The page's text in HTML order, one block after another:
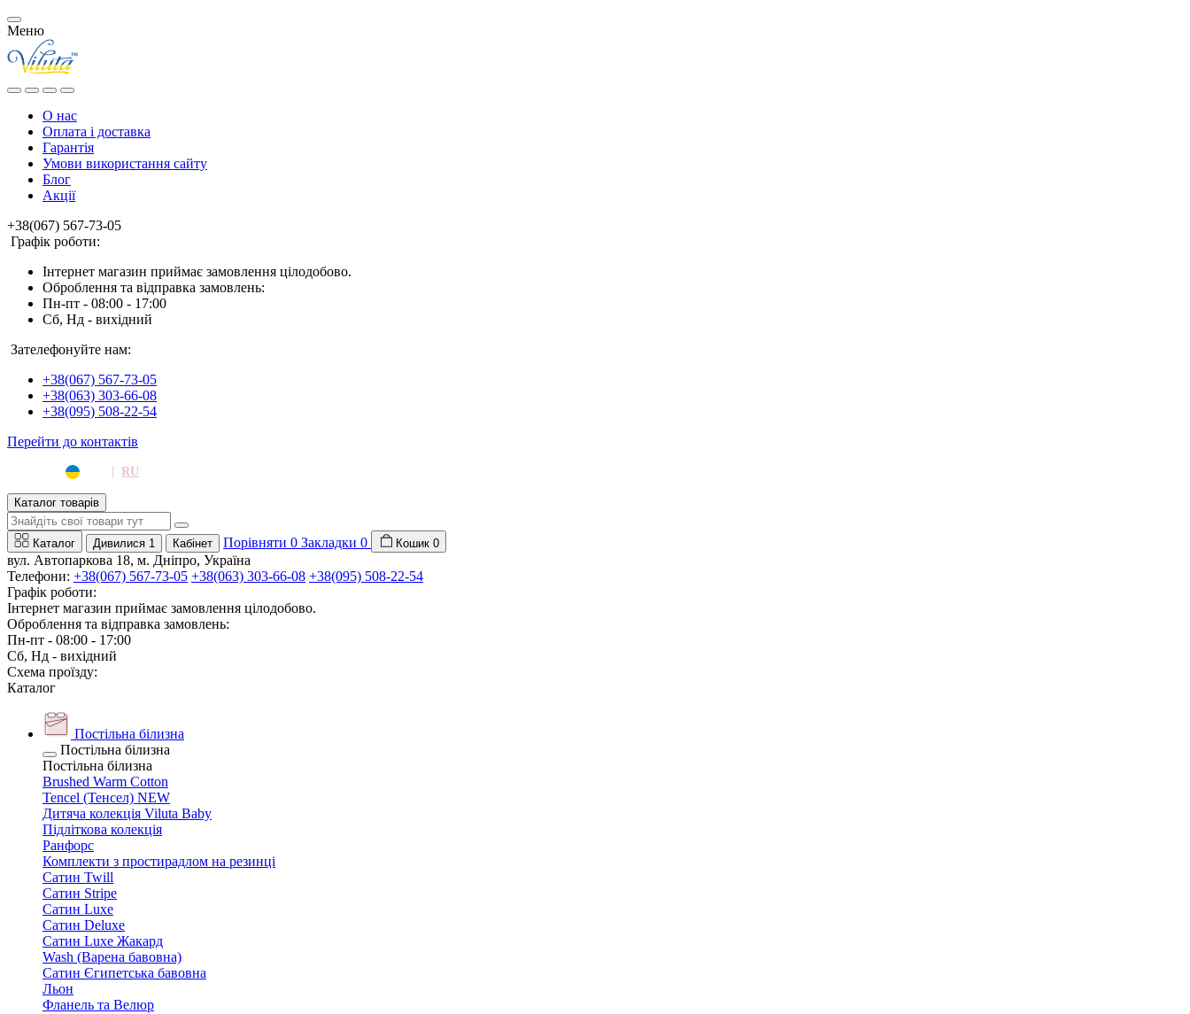
Меню
О нас
Оплата і доставка
Гарантія
Умови використання сайту
Блог
Акції
+38(067) 567-73-05
Графік роботи:
Інтернет магазин приймає замовлення цілодобово.
Оброблення та відправка замовлень:
Пн-пт - 08:00 - 17:00
Сб, Нд - вихідний
Зателефонуйте нам:
+38(067) 567-73-05
+38(063) 303-66-08
+38(095) 508-22-54
Перейти до контактів
| RU
Каталог товарів
Каталог Дивилися 1 Кабінет Порівняти 0 Закладки 0 Кошик 0
вул. Автопаркова 18, м. Дніпро, Україна
Телефони: +38(067) 567-73-05 +38(063) 303-66-08 +38(095) 508-22-54
Графік роботи:
Інтернет магазин приймає замовлення цілодобово.
Оброблення та відправка замовлень:
Пн-пт - 08:00 - 17:00
Сб, Нд - вихідний
Схема проїзду:
Каталог
Постільна білизна
Постільна білизна
Постільна білизна
Brushed Warm Cotton
Tencel (Тенсел) NEW
Дитяча колекція Viluta Baby
Підліткова колекція
Ранфорс
Комплекти з простирадлом на резинці
Сатин Twill
Сатин Stripe
Сатин Luxe
Сатин Deluxe
Сатин Luxe Жакард
Wash (Варена бавовна)
Сатин Єгипетська бавовна
Льон
Фланель та Велюр